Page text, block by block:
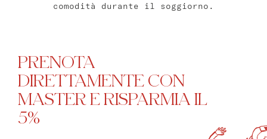
comodità durante il soggiorno.
PRENOTA
DIRETTAMENTE CON
MASTER E RISPARMIA IL
5%